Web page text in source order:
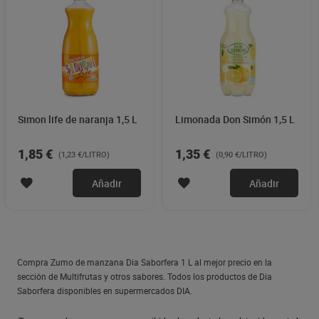
Simon life de naranja 1,5 L
1,85 € (1,23 €/LITRO)
Añadir
Limonada Don Simón 1,5 L
1,35 € (0,90 €/LITRO)
Añadir
Compra Zumo de manzana Dia Saborfera 1 L al mejor precio en la
sección de Multifrutas y otros sabores. Todos los productos de Dia
Saborfera disponibles en supermercados DIA.